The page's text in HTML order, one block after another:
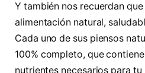
Y también nos recuerdan que
alimentación natural,
Cada uno de sus piensos
100% completo, que
nutrientes necesarios para